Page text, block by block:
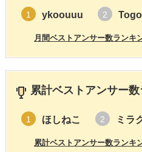
1 ykoouuu 2 Togo
月間ベストアンサー数ランキ
累計ベストアンサー
1 ほしねこ 2 ミラ
累計ベストアンサー数ランキ